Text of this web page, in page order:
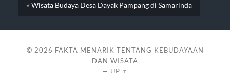
« Wisata Budaya Desa Dayak Pampang di Samarinda
© 2026 FAKTA MENARIK TENTANG KEBUDAYAAN
DAN WISATA